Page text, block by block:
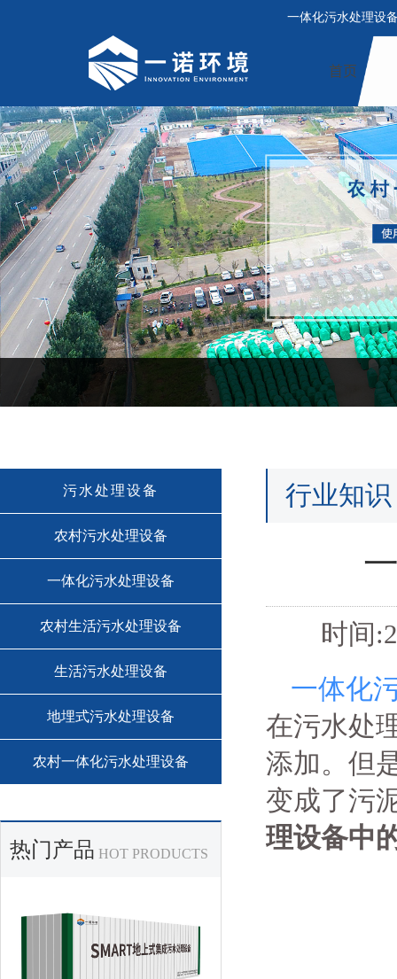
一体化污水处理设
首页
污水处理设备
农村污水处理设备
一体化污水处理设备
农村生活污水处理设备
生活污水处理设备
地埋式污水处理设备
农村一体化污水处理设备
热门产品 HOT PRODUCTS
行业知识
时间
一体化
在污水处
添加。但
变成了污
理设备中